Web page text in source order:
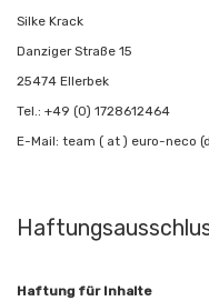
Silke Krack
Danziger Straße 15
25474 Ellerbek
Tel.: +49 (0) 1728612464
E-Mail: team ( at ) euro-neco
Haftung für Inhalte